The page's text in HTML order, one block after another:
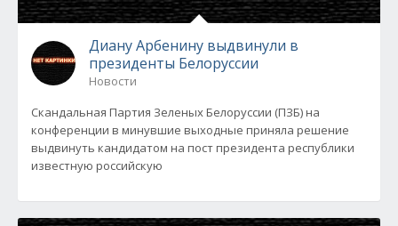
Диану Арбенину выдвинули в
президенты Белоруссии
Новости
Скандальная Партия Зеленых Белоруссии (ПЗБ) на
конференции в минувшие выходные приняла решение
выдвинуть кандидатом на пост президента республики
известную российскую